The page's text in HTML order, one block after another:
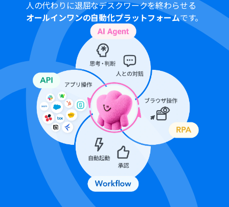
を連携してください。
トリガーは5分、10分、15分、30分、60分の間隔で起動
間隔を選択できます。
プランによって最短の起動間隔が異なりますので、ご注意
ください。
OCRまたは音声を文字起こしするAIオペレーションはチ
ームプラン・サクセスプランでのみご利用いただける機能
となっております。フリープラン・ミニプランの場合は設
定しているフローボットのオペレーションはエラーとな
りますので、ご注意ください。
チームプランやサクセスプランなどの有料プランは、2週
間の無料トライアルを行うことが可能です。無料トライア
ル中には制限対象のアプリやAI機能（オペレーション）を
使用することができます。
人の代わりに退屈なデスクワークを終わらせる
オールインワンの自動化プラットフォームです。